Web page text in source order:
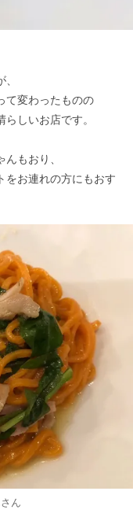
て変わったものの
しいお店です。
もおり、
をお連れの方にもおす
さん